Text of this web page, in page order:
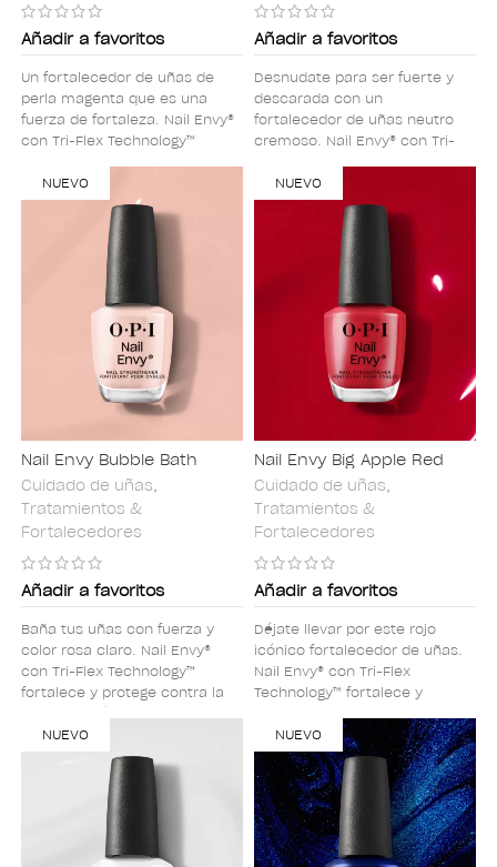
Añadir a favoritos
Un fortalecedor de uñas de
perla magenta que es una
fuerza de fortaleza. Nail Envy®
con Tri-Flex Technology™
descamación y la rotura,
dando como resultado unas
uñas de aspecto sano y
vibrante que son un 95% más
fuertes en 1 semana*.
Añadir a favoritos
Desnudate para ser fuerte y
descarada con un
fortalecedor de uñas neutro
cremoso. Nail Envy® con Tri-
protege contra la
descamación y la rotura,
dando como resultado unas
uñas de aspecto sano y
vibrante que son un 95% más
fuertes en 1 semana*.
NUEVO
Nail Envy Bubble Bath
Cuidado de uñas,
Tratamientos &
Fortalecedores
Añadir a favoritos
Baña tus uñas con fuerza y
color rosa claro. Nail Envy®
con Tri-Flex Technology™
fortalece y protege contra la
dando como resultado unas
uñas de aspecto sano y
vibrante que son un 95% más
fuertes en 1 semana*.
NUEVO
Nail Envy Big Apple Red
Cuidado de uñas,
Tratamientos &
Fortalecedores
Añadir a favoritos
Déjate llevar por este rojo
icónico fortalecedor de uñas.
Nail Envy® con Tri-Flex
Technology™ fortalece y
descamación y la rotura,
dando como resultado unas
uñas de aspecto sano y
vibrante que son un 95% más
fuertes en 1 semana*.
NUEVO NUEVO